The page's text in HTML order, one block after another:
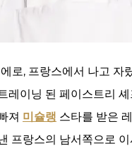
로, 프랑스에서 나고 자
레이닝 된 페이스트리
져 미슐랭 스타를 받은
프랑스의 남서쪽으로